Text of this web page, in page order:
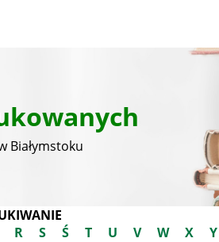
Białymstoku
R S Ś T U V W X Y